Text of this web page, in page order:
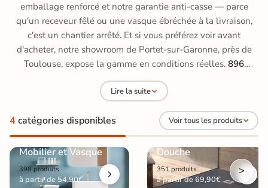
emballage renforcé et notre garantie anti-casse — parce
qu'un receveur fêlé ou une vasque ébréchée à la livraison,
c'est un chantier arrêté. Et si vous préférez voir avant
d'acheter, notre showroom de Portet-sur-Garonne, près de
Toulouse, expose la gamme en conditions réelles. 896
disponibles dans cette sélection.
Lire la suite
4 catégories disponibles Voir tous les produits
Mobilier et Vasque
398 produits
à partir de 54,90€
Douche
351 produits
à partir de 69,90€
>